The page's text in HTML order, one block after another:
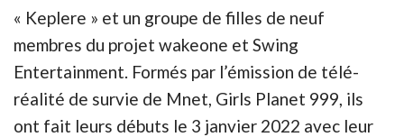
« Keplere » et un groupe de filles de neuf
membres du projet wakeone et Swing
Entertainment. Formés par l’émission de télé-
réalité de survie de Mnet, Girls Planet 999, ils
ont fait leurs débuts le 3 janvier 2022 avec leur